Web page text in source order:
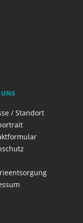
UNS
/ Standort